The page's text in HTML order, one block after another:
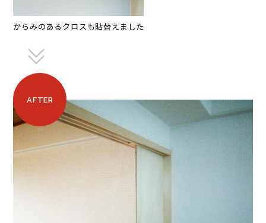
からみのあるクロスも貼替えました
AFTER